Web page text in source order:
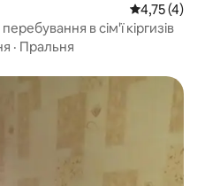
Середня
4,75 (4)
в сім'ї кіргизів
· Пральня